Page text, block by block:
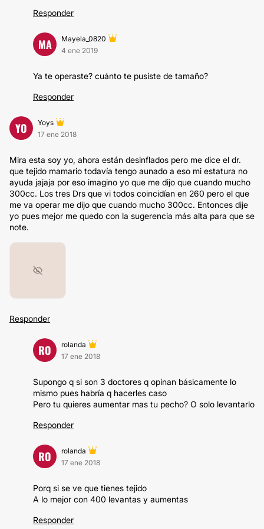
Responder
MA
Mayela_0820
4 ene 2019
Ya te operaste? cuánto te pusiste de tamaño?
Responder
YO
Yoys
17 ene 2018
Mira esta soy yo, ahora están desinflados pero me dice el dr.
que tejido mamario todavía tengo aunado a eso mi estatura no
ayuda jajaja por eso imagino yo que me dijo que cuando mucho
300cc. Los tres Drs que vi todos coincidían en 260 pero el que
me va operar me dijo que cuando mucho 300cc. Entonces dije
yo pues mejor me quedo con la sugerencia más alta para que se
note.
Responder
RO
rolanda
17 ene 2018
Supongo q si son 3 doctores q opinan básicamente lo
mismo pues habría q hacerles caso
Pero tu quieres aumentar mas tu pecho? O solo levantarlo
Responder
RO
rolanda
17 ene 2018
Porq si se ve que tienes tejido
A lo mejor con 400 levantas y aumentas
Responder